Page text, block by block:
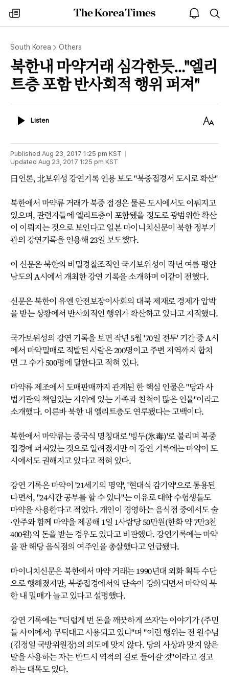
my
times
The
Korea
open
notice
South Korea Others
북한내 마약거래 심각한듯…"엘리
트층 포함 반사회적 행위 퍼져"
ListenListen
Text
Published Aug 23, 2017 1:25 pm KST
Updated Aug 23, 2017 1:25 pm KST
日언론, 北보위성 강연기록 인용 보도 "북중접경서 도시로 확산"
북한에서 마약류 거래가 북중 접경은 물론 도시에서도 이뤄지고
있으며, 관련자들에 엘리트층이 포함됐을 정도로 광범위한 확산
이 이뤄지는 것으로 보인다고 일본 마이니치신문이 북한 정부기
관의 강연기록을 인용해 23일 보도했다.
이 신문은 북한의 비밀경찰조직인 국가보위성이 작년 여름 평안
남도의 A시에서 개최한 강연 기록을 소개하며 이같이 전했다.
신문은 북한이 유엔 안전보장이사회의 대북 제재로 경제가 압박
을 받는 상황에서 반사회적인 행위가 확산하고 있다고 지적했다.
국가보위성의 강연 기록을 보면 작년 5월 '70일 전투' 기간 중 A시
에서 마약밀매로 적발된 사람은 200명이고 주변 지역까지 합치
면 그 수가 500명에 달한다고 적혀 있다.
마약류 제조에서 도매판매까지 관계된 한 핵심 인물은 "당과 사
법기관의 책임있는 지위에 있는 가족과 친척이 많은 인물"이라고
소개했다. 이른바 북한 내 엘리트층도 연루됐다는 고백이다.
북한에서 마약류는 중국식 명칭대로 '빙두(氷毒)'로 불리며 북중
접경에 퍼져있는 것으로 알려졌지만 이 강연 기록에는 마약이 도
시에서도 권해지고 있다고 적혀 있다.
강연 기록은 마약이 '21세기의 명약', '현대식 감기약'으로 통용된
다면서, "24시간 공부를 할 수 있다"는 이유로 대학 수험생들도
마약을 사용한다고 적었다. 개인이 경영하는 음식점 중에서도 술
·안주와 함께 마약을 제공해 1일 1사람당 50만원(한화 약 7만3천
400원)의 돈을 받는 경우도 있다고 비판했다. 강연기록에는 마약
을 판 해당 음식점의 여주인을 총살했다고 언급됐다.
마이니치신문은 북한에서 마약 거래는 1990년대 외화 획득 수단
으로 행해졌지만, 북중접경에서의 단속이 강화되면서 마약의 북
한 내 밀매가 늘고 있다고 설명했다.
강연 기록에는 "'더럽게 번 돈을 깨끗하게 쓰자'는 이야기가 (주민
들 사이에서) 무턱대고 사용되고 있다"며 "이런 행위는 전 원수님
(김정일 국방위원장)의 의도에 맞지 않다. 당의 사상과 맞지 않은
말을 사용하는 자는 반드시 역적의 길로 들어갈 것"이라고 경고
하는 대목도 있다.